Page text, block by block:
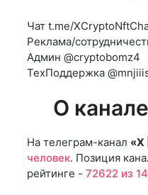
Чат t.me/
Реклама/
Админ @cryptobomz4
ТехПоддержка
О
На телеграм-канал «X
человек. Позиция
рейтинге - 72622 из